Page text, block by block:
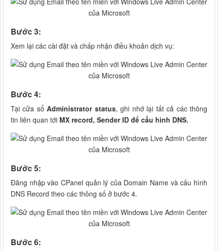
Bước 3:
Xem lại các cài đặt và chấp nhận điều khoản dịch vụ:
Bước 4:
Tại cửa sổAdministrator status, ghi nhớ lại tất cả các thông
tin liên quan tới MX record, Sender ID để cấu hình DNS.
Bước 5:
Đăng nhập vào CPanel quản lý của Domain Name và cấu hình
DNS Record theo các thông số ở bước 4.
Bước 6: